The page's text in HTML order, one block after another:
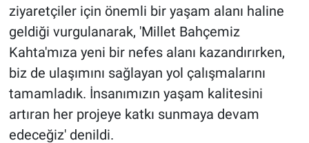
ziyaretçiler için önemli bir yaşam alanı haline
geldiği vurgulanarak, 'Millet Bahçemiz
Kahta'mıza yeni bir nefes alanı kazandırırken,
biz de ulaşımını sağlayan yol çalışmalarını
tamamladık. İnsanımızın yaşam kalitesini
artıran her projeye katkı sunmaya devam
edeceğiz' denildi.